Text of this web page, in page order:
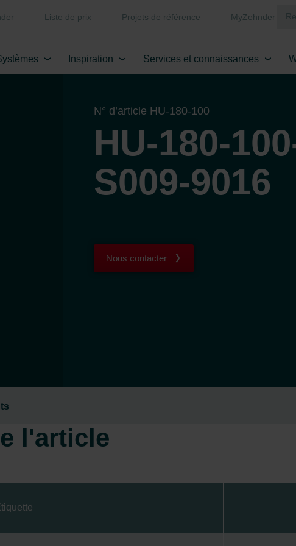
Liste de prix Projets de référence MyZehnder
Inspiration Services et connaissances
N° d’article HU-180-100
HU-180-
S009-9016
Nous contacter
l'article